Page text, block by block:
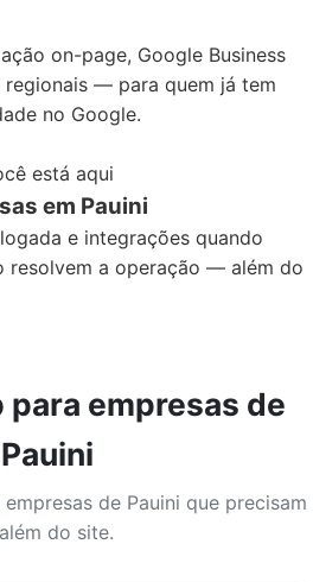
on-page, Google Business
— para quem já tem
no Google.
está aqui
em Pauini
e integrações quando
resolvem a operação — além do
para empresas de
Pauini
de Pauini que precisam
do site.